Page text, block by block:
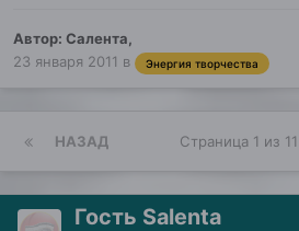
Автор: Салента,
23 января 2011 в Энергия творчества
НАЗАД Страница 1 из 11
Гость Salenta